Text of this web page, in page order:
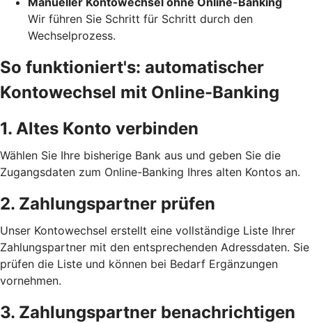
Wir führen Sie Schritt für Schritt durch den
Wechselprozess.
So funktioniert's: automatischer
Kontowechsel mit Online-Banking
1. Altes Konto verbinden
Wählen Sie Ihre bisherige Bank aus und geben Sie die
Zugangsdaten zum Online-Banking Ihres alten Kontos an.
2. Zahlungspartner prüfen
Unser Kontowechsel erstellt eine vollständige Liste Ihrer
Zahlungspartner mit den entsprechenden Adressdaten. Sie
prüfen die Liste und können bei Bedarf Ergänzungen
vornehmen.
3. Zahlungspartner benachrichtigen